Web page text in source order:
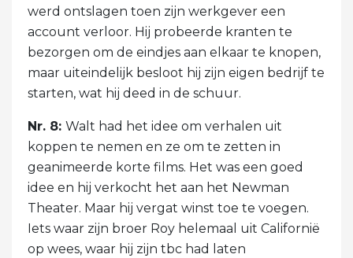
werd ontslagen toen zijn werkgever een
account verloor. Hij probeerde kranten te
bezorgen om de eindjes aan elkaar te knopen,
maar uiteindelijk besloot hij zijn eigen bedrijf te
starten, wat hij deed in de schuur.
Nr. 8: Walt had het idee om verhalen uit
koppen te nemen en ze om te zetten in
geanimeerde korte films. Het was een goed
idee en hij verkocht het aan het Newman
Theater. Maar hij vergat winst toe te voegen.
Iets waar zijn broer Roy helemaal uit Californië
op wees, waar hij zijn tbc had laten